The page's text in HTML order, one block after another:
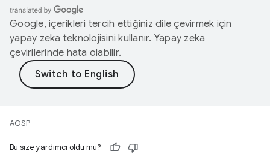
Google, içerikleri tercih ettiğiniz dile çevirmek için
yapay zeka teknolojisini kullanır. Yapay zeka
çevirilerinde hata olabilir.
AOSP
Bu size yardımcı oldu mu?